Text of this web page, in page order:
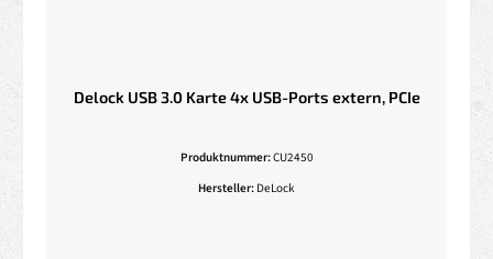
Delock USB 3.0 Karte 4x USB-Ports extern, PCIe
Produktnummer:CU2450
Hersteller: DeLock